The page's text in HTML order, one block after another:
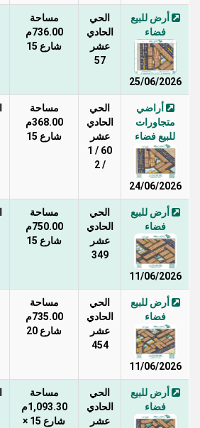
أرض للبيع
فضاء
25/06/2026
الحي
الحادي
عشر
57
مساحة
736.00م
شارع 15
أراضي
متجاورات
للبيع فضاء
24/06/2026
الحي
الحادي
عشر
60 / 1
/ 2
مساحة
368.00م
شارع 15
أرض للبيع
فضاء
11/06/2026
الحي
الحادي
عشر
349
مساحة
750.00م
شارع 15
أرض للبيع
فضاء
11/06/2026
الحي
الحادي
عشر
454
مساحة
735.00م
شارع 20
أرض للبيع
فضاء
الحي
الحادي
عشر
مساحة
1,093.30م
شارع 15 ×